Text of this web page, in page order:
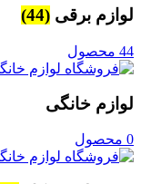
لوازم برقی (44)
44 محصول
لوازم خانگی
0 محصول